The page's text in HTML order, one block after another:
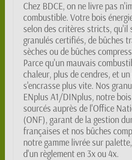
Chez BDCE, on ne livre pas
combustible. Votre bois
selon des critères stricts, qu'il
granulés certifiés, de bûches
sèches ou de bûches
Parce qu'un mauvais
chaleur, plus de cendres, et
s'encrasse plus vite. Nos
ENplus A1/DINplus, notre
sourcés auprès de l'Office
(ONF), garant de la gestion
françaises et nos bûches
notre gamme livrée sur
d'un règlement en 3x ou 4x.